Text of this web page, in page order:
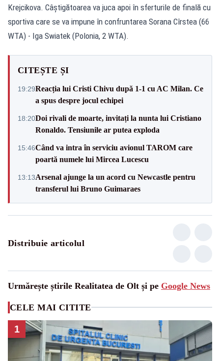
Krejcikova. Câştigătoarea va juca apoi în sferturile de finală cu
sportiva care se va impune în confruntarea Sorana Cîrstea (66
WTA) - Iga Swiatek (Polonia, 2 WTA).
CITEȘTE ȘI
19:29Reacția lui Cristi Chivu după 1-1 cu AC Milan. Ce
a spus despre jocul echipei
18:20Doi rivali de moarte, invitați la nunta lui Cristiano
Ronaldo. Tensiunile ar putea exploda
15:46Când va intra în serviciu avionul TAROM care
poartă numele lui Mircea Lucescu
13:13Arsenal ajunge la un acord cu Newcastle pentru
transferul lui Bruno Guimaraes
Distribuie articolul
Urmărește știrile Realitatea de Olt și pe Google News
CELE MAI CITITE
1